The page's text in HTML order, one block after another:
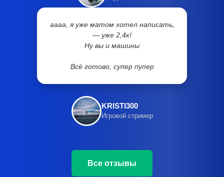
аааа, я уже матом хотел написать,
— уже 2,4к!
Ну вы и машины
Всё готово, супер пупер
KRISTI300
Игровой стример
Все отзывы